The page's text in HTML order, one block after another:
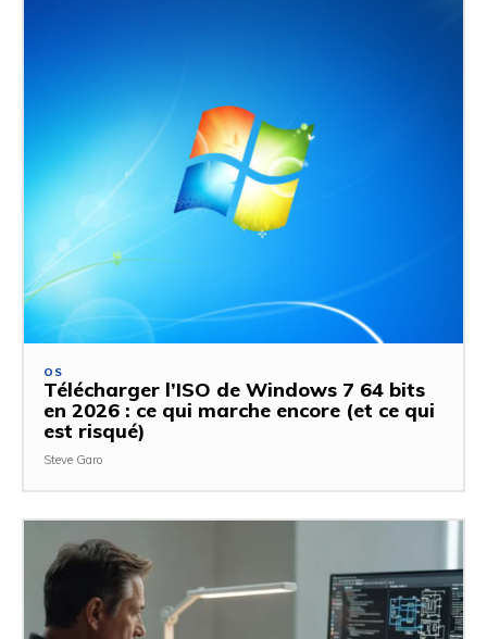
OS
Télécharger l’ISO de Windows 7 64 bits
en 2026 : ce qui marche encore (et ce qui
est risqué)
Steve Garo